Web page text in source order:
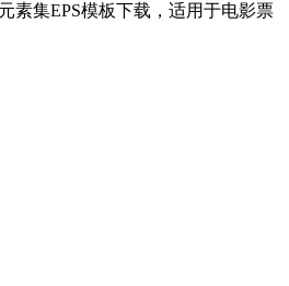
素集EPS模板下载，适用于电影票